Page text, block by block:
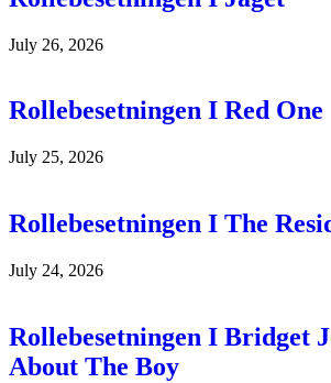
July 26, 2026
Rollebesetningen I Red One
July 25, 2026
Rollebesetningen I The
July 24, 2026
Rollebesetningen I Bridget
About The Boy